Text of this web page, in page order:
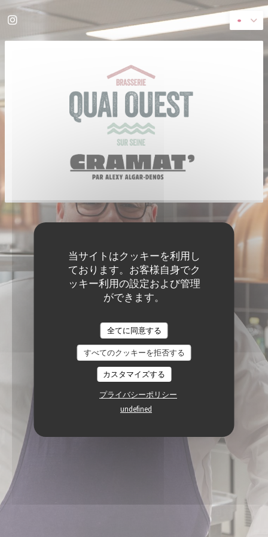
クッキー利用の管理について
当サイトはクッキーを利用し
ております。お客様自身でク
ッキー利用の設定および管理
ができます。
全てに同意する
すべてのクッキーを拒否する
カスタマイズする
プライバシーポリシー
undefined
Instagram ((新しいウィンドウで開きます))
© 2026 QUAI OUEST — このレストランウェブサイトの作成者 ZENCHEF((新しい
免責
((新しいウィンドウで開きます))
アクセシビリティ
((新しいウィ